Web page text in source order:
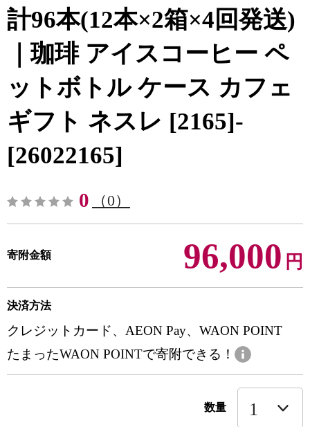
計96本(12本×2箱×4回発送)
｜珈琲 アイスコーヒー ペ
ットボトル ケース カフェ
ギフト ネスレ [2165]-
[26022165]
0 （0）
寄附金額 96,000 円
決済方法
クレジットカード、AEON Pay、WAON POINT
たまったWAON POINTで寄附できる！
数量